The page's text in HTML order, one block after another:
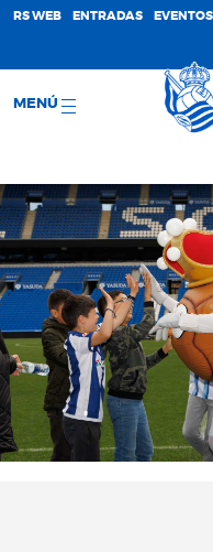
RS WEB ENTRADAS EVENTOS
MENÚ